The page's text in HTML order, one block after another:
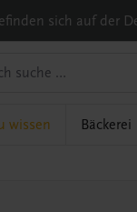
sich auf der
wissen Bäckerei